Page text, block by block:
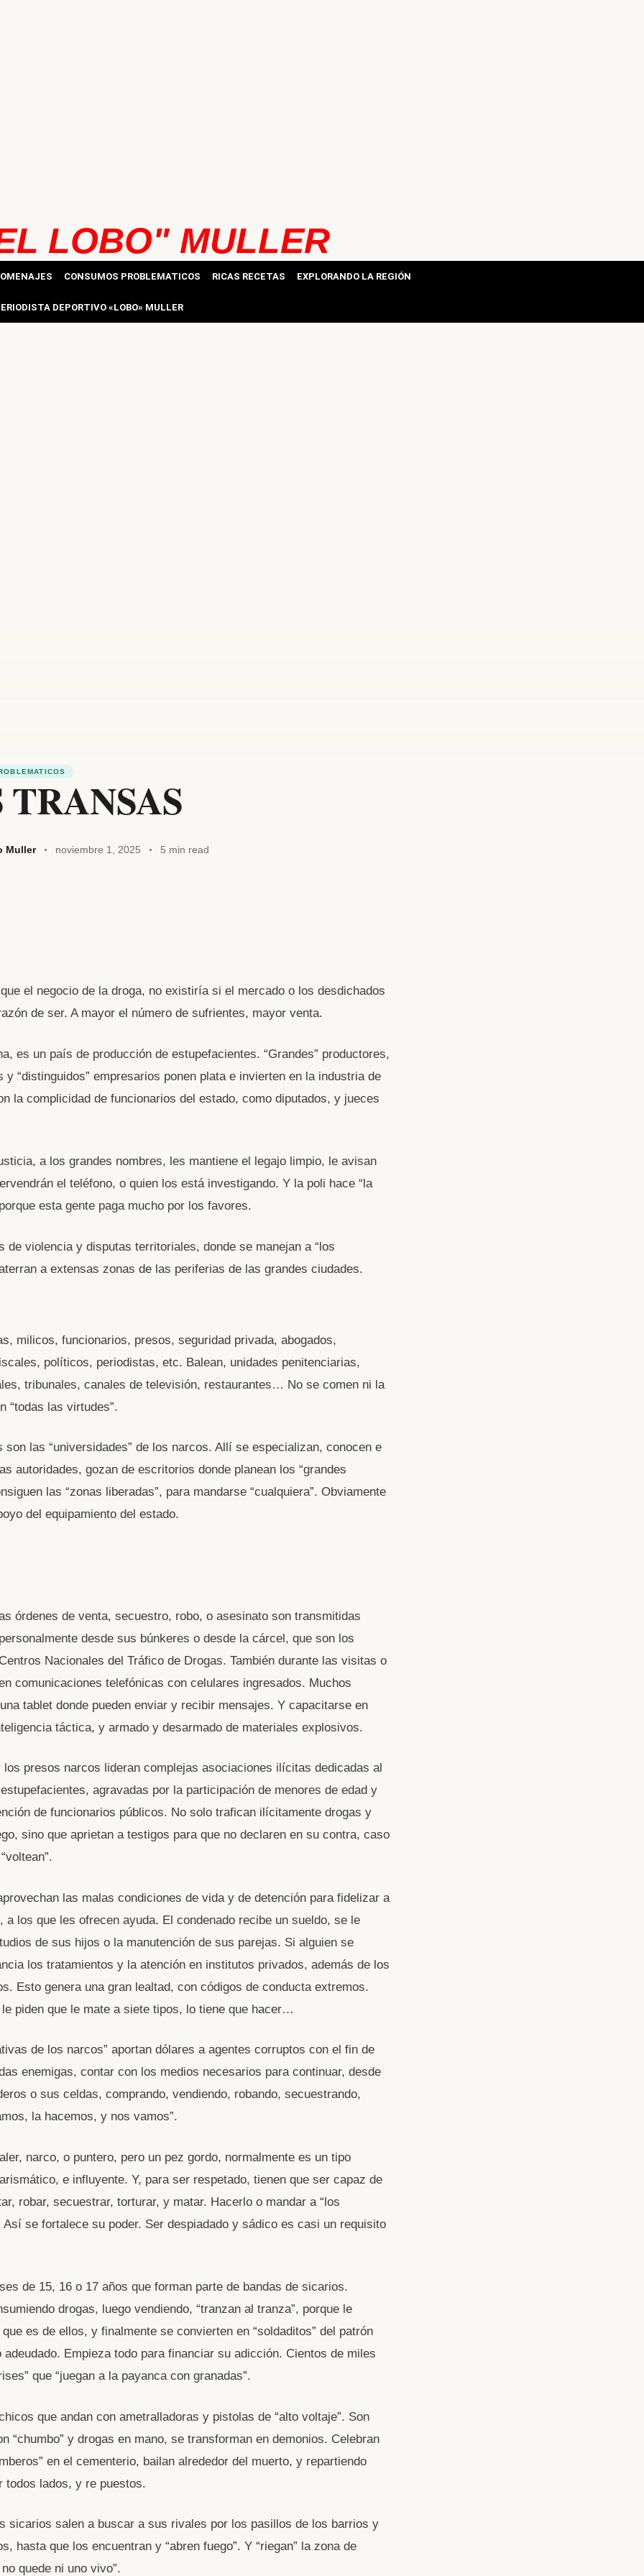
LOBO" MULLER
CONSUMOS PROBLEMATICOS RICAS RECETAS EXPLORANDO LA REGIÓN
DEPORTIVO «LOBO» MULLER
TRANSAS
Muller noviembre 1, 2025 5 min read
el negocio de la droga, no existiría si el mercado o los desdichados
de ser. A mayor el número de sufrientes, mayor venta.
es un país de producción de estupefacientes. “Grandes” productores,
y “distinguidos” empresarios ponen plata e invierten en la industria de
la complicidad de funcionarios del estado, como diputados, y jueces
a los grandes nombres, les mantiene el legajo limpio, le avisan
el teléfono, o quien los está investigando. Y la poli hace “la
esta gente paga mucho por los favores.
de violencia y disputas territoriales, donde se manejan a “los
a extensas zonas de las periferias de las grandes ciudades.
milicos, funcionarios, presos, seguridad privada, abogados,
políticos, periodistas, etc. Balean, unidades penitenciarias,
tribunales, canales de televisión, restaurantes… No se comen ni la
“todas las virtudes”.
son las “universidades” de los narcos. Allí se especializan, conocen e
autoridades, gozan de escritorios donde planean los “grandes
las “zonas liberadas”, para mandarse “cualquiera”. Obviamente
del equipamiento del estado.
órdenes de venta, secuestro, robo, o asesinato son transmitidas
personalmente desde sus búnkeres o desde la cárcel, que son los
Centros Nacionales del Tráfico de Drogas. También durante las visitas o
comunicaciones telefónicas con celulares ingresados. Muchos
tablet donde pueden enviar y recibir mensajes. Y capacitarse en
táctica, y armado y desarmado de materiales explosivos.
los presos narcos lideran complejas asociaciones ilícitas dedicadas al
agravadas por la participación de menores de edad y
de funcionarios públicos. No solo trafican ilícitamente drogas y
sino que aprietan a testigos para que no declaren en su contra, caso
las malas condiciones de vida y de detención para fidelizar a
a los que les ofrecen ayuda. El condenado recibe un sueldo, se le
de sus hijos o la manutención de sus parejas. Si alguien se
los tratamientos y la atención en institutos privados, además de los
Esto genera una gran lealtad, con códigos de conducta extremos.
le piden que le mate a siete tipos, lo tiene que hacer…
de los narcos” aportan dólares a agentes corruptos con el fin de
enemigas, contar con los medios necesarios para continuar, desde
o sus celdas, comprando, vendiendo, robando, secuestrando,
la hacemos, y nos vamos”.
narco, o puntero, pero un pez gordo, normalmente es un tipo
e influyente. Y, para ser respetado, tienen que ser capaz de
robar, secuestrar, torturar, y matar. Hacerlo o mandar a “los
Así se fortalece su poder. Ser despiadado y sádico es casi un requisito
de 15, 16 o 17 años que forman parte de bandas de sicarios.
drogas, luego vendiendo, “tranzan al tranza”, porque le
es de ellos, y finalmente se convierten en “soldaditos” del patrón
adeudado. Empieza todo para financiar su adicción. Cientos de miles
que “juegan a la payanca con granadas”.
que andan con ametralladoras y pistolas de “alto voltaje”. Son
“chumbo” y drogas en mano, se transforman en demonios. Celebran
en el cementerio, bailan alrededor del muerto, y repartiendo
todos lados, y re puestos.
sicarios salen a buscar a sus rivales por los pasillos de los barrios y
hasta que los encuentran y “abren fuego”. Y “riegan” la zona de
quede ni uno vivo”.